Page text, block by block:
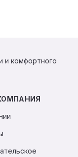
и комфортного